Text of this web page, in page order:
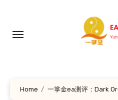
Home 一掌金ea测评：Dark